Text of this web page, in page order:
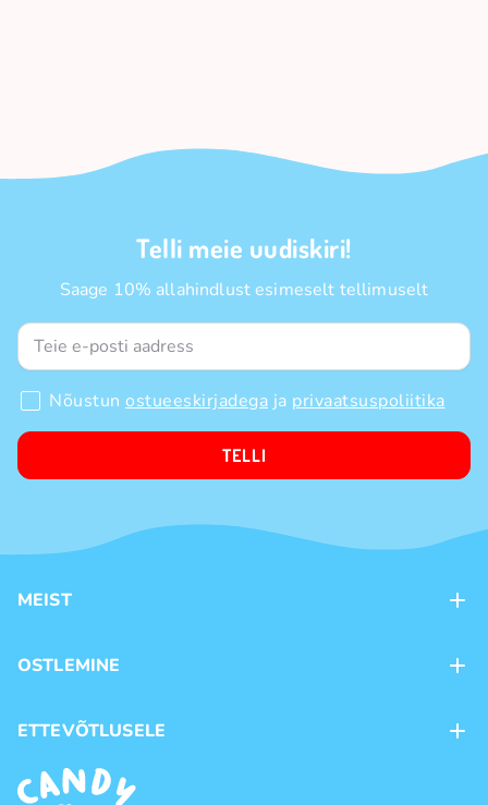
Telli meie uudiskiri!
Saage 10% allahindlust esimeselt tellimuselt
Nõustun ostueeskirjadega ja privaatsuspoliitika
TELLI
MEIST
Kauplused
OSTLEMINE
Ostutingimused
Privaatsuspoliitika
ETTEVÕTLUSELE
Frantsiis